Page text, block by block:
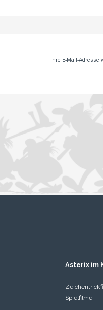
Ihre E-Mail-
Asterix im
Spielfilme